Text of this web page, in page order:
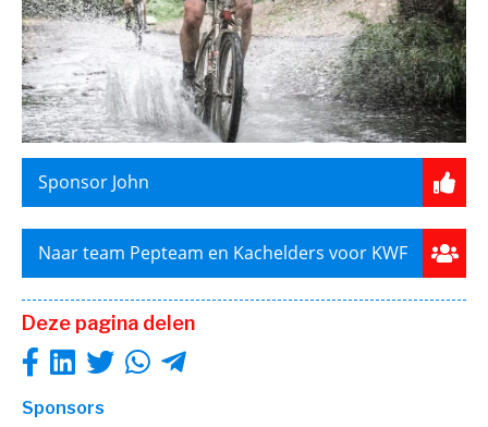
Sponsor John
Naar team Pepteam en Kachelders voor KWF
Deze pagina delen
Sponsors